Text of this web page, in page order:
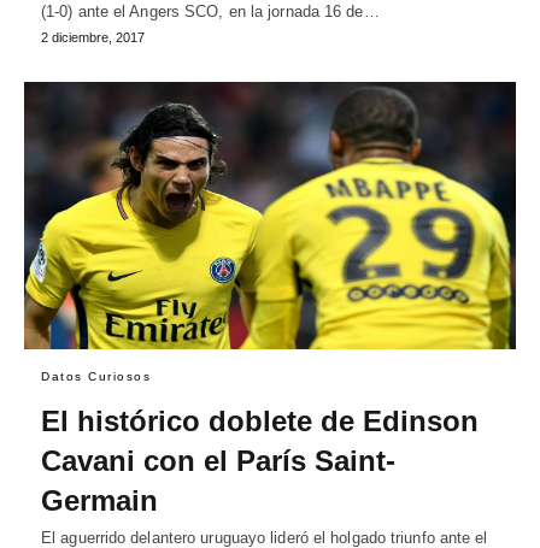
(1-0) ante el Angers SCO, en la jornada 16 de…
2 diciembre, 2017
Datos Curiosos
El histórico doblete de Edinson
Cavani con el París Saint-
Germain
El aguerrido delantero uruguayo lideró el holgado triunfo ante el